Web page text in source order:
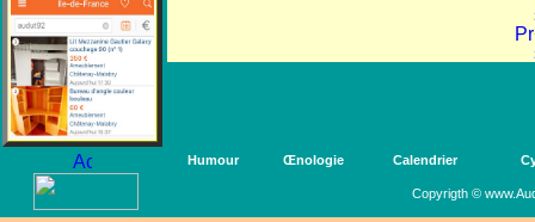
Humour Œnologie Calendrier
Copyrigth ©